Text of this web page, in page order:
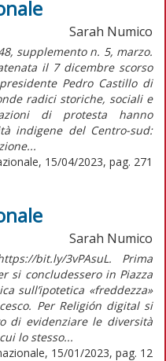
Sarah Numico
supplemento n. 5, marzo.
il 7 dicembre scorso
Pedro Castillo di
radici storiche, sociali e
di protesta hanno
indigene del Centro-sud:
15/04/2023, pag. 271
Sarah Numico
bit.ly/3vPAsuL. Prima
si concludessero in Piazza
sull’ipotetica «freddezza»
Per Religión digital si
di evidenziare le diversità
lo stesso...
15/01/2023, pag. 12